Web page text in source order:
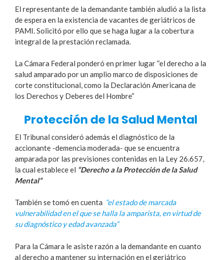
El representante de la demandante también aludió a la lista
de espera en la existencia de vacantes de geriátricos de
PAMI. Solicitó por ello que se haga lugar a la cobertura
integral de la prestación reclamada.
La Cámara Federal ponderó en primer lugar “el derecho a la
salud amparado por un amplio marco de disposiciones de
corte constitucional, como la Declaración Americana de
los Derechos y Deberes del Hombre”
Protección de la Salud Mental
El Tribunal consideró además el diagnóstico de la
accionante -demencia moderada- que se encuentra
amparada por las previsiones contenidas en la Ley 26.657,
la cual establece el “Derecho a la Protección de la Salud
Mental”
También se tomó en cuenta “el estado de marcada
vulnerabilidad en el que se halla la amparista, en virtud de
su diagnóstico y edad avanzada”
Para la Cámara le asiste razón a la demandante en cuanto
al derecho a mantener su internación en el geriátrico